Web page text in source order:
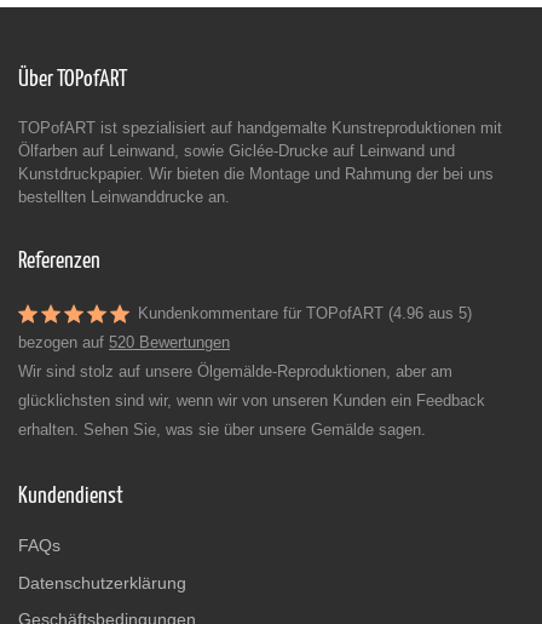
Über TOPofART
TOPofART ist spezialisiert auf handgemalte Kunstreproduktionen mit
Ölfarben auf Leinwand, sowie Giclée-Drucke auf Leinwand und
Kunstdruckpapier. Wir bieten die Montage und Rahmung der bei uns
bestellten Leinwanddrucke an.
Referenzen
Kundenkommentare für TOPofART (4.96 aus 5)
bezogen auf 520 Bewertungen
Wir sind stolz auf unsere Ölgemälde-Reproduktionen, aber am
glücklichsten sind wir, wenn wir von unseren Kunden ein Feedback
erhalten. Sehen Sie, was sie über unsere Gemälde sagen.
Kundendienst
FAQs
Datenschutzerklärung
Geschäftsbedingungen